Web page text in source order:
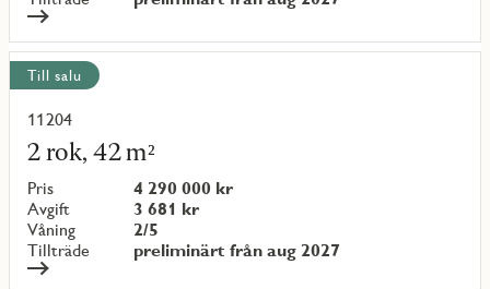
Till salu
11204
2 rok, 42 m²
Pris
4 290 000 kr
Avgift
3 681 kr
Våning
2/5
Tillträde
preliminärt från aug 2027
Läs
mer
om
objekt
{objectNumber}